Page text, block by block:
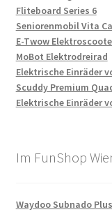
Fliteboard Series 6
Seniorenmobil Vita
E-Twow
MoBot Elektrodreirad
Elektrische Einräder
Scuddy Premium
Elektrische Einräder
Im FunShop
Waydoo Subnado